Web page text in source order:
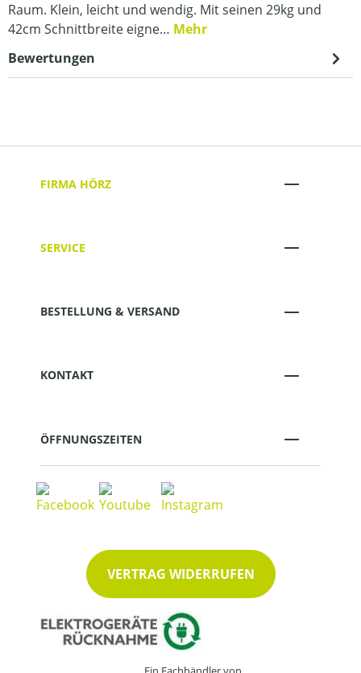
Raum. Klein, leicht und wendig. Mit seinen 29kg und
42cm Schnittbreite eigne… Mehr
Bewertungen
FIRMA HÖRZ
SERVICE
BESTELLUNG & VERSAND
KONTAKT
ÖFFNUNGSZEITEN
VERTRAG WIDERRUFEN